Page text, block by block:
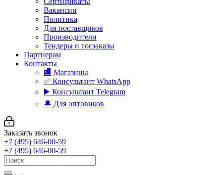
Вакансии
Политика
Для поставщиков
Производители
Тендеры и госзаказы
Партнерам
Контакты
🏬 Магазины
✅️ Консультант WhatsApp
▶️ Консультант Telegram
🔔 Для оптовиков
Заказать звонок
+7 (495) 646-00-59
+7 (495) 646-00-59